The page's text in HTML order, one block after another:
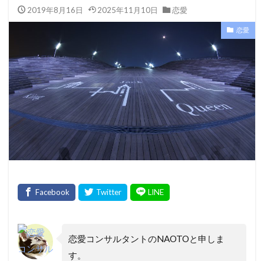
2019年8月16日 2025年11月10日 恋愛
恋愛
恋愛コンサルタントのNAOTOと申しま
す。